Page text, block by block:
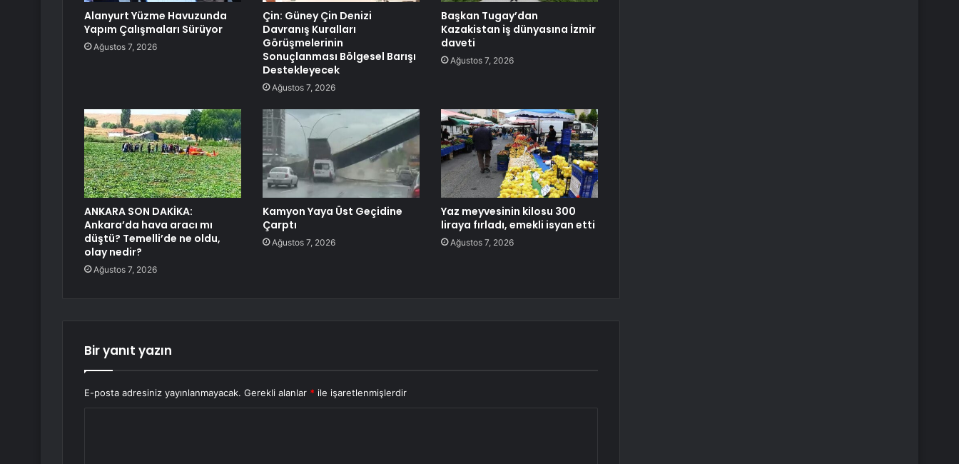
Alanyurt Yüzme Havuzunda
Yapım Çalışmaları Sürüyor
Ağustos 7, 2026
Çin: Güney Çin Denizi
Davranış Kuralları
Görüşmelerinin
Sonuçlanması Bölgesel Barışı
Destekleyecek
Ağustos 7, 2026
Başkan Tugay’dan
Kazakistan iş dünyasına İzmir
daveti
Ağustos 7, 2026
ANKARA SON DAKİKA:
Ankara’da hava aracı mı
düştü? Temelli’de ne oldu,
olay nedir?
Ağustos 7, 2026
Kamyon Yaya Üst Geçidine
Çarptı
Ağustos 7, 2026
Yaz meyvesinin kilosu 300
liraya fırladı, emekli isyan etti
Ağustos 7, 2026
Bir yanıt yazın
E-posta adresiniz yayınlanmayacak. Gerekli alanlar * ile işaretlenmişlerdir